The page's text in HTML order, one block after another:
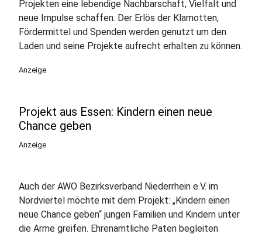
Projekten eine lebendige Nachbarschaft, Vielfalt und
neue Impulse schaffen. Der Erlös der Klamotten,
Fördermittel und Spenden werden genutzt um den
Laden und seine Projekte aufrecht erhalten zu können.
Anzeige
Projekt aus Essen: Kindern einen neue
Chance geben
Anzeige
Auch der AWO Bezirksverband Niederrhein e.V. im
Nordviertel möchte mit dem Projekt: „Kindern einen
neue Chance geben“ jungen Familien und Kindern unter
die Arme greifen. Ehrenamtliche Paten begleiten